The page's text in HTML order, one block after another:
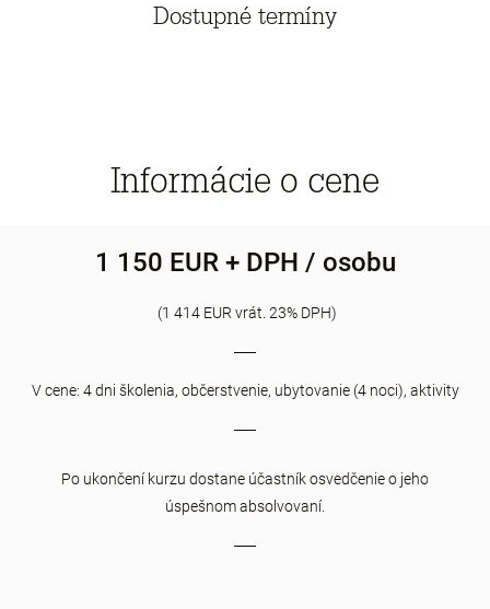
Dostupné termíny
Informácie o cene
1 150 EUR + DPH / osobu
(1 414 EUR vrát. 23% DPH)
V cene: 4 dni školenia, občerstvenie, ubytovanie (4 noci), aktivity
Po ukončení kurzu dostane účastník osvedčenie o jeho
úspešnom absolvovaní.